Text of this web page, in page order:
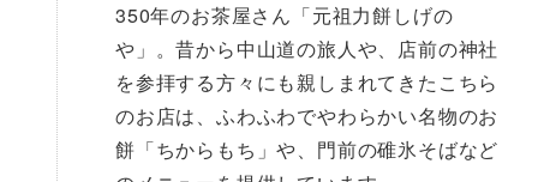
350年のお茶屋さん「元祖力餅しげの
や」。昔から中山道の旅人や、店前の神社
を参拝する方々にも親しまれてきたこちら
のお店は、ふわふわでやわらかい名物のお
餅「ちからもち」や、門前の碓氷そばなど